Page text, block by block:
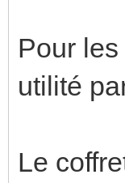
Pour
utilité
Le